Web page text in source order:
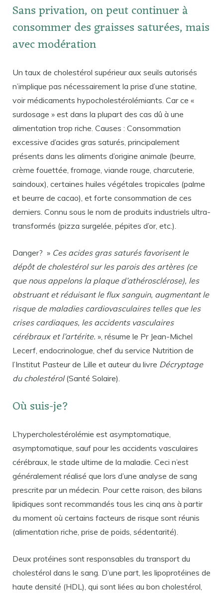
Sans privation, on peut continuer à
consommer des graisses saturées, mais
avec modération
Un taux de cholestérol supérieur aux seuils autorisés
n’implique pas nécessairement la prise d’une statine,
voir médicaments hypocholestérolémiants. Car ce «
surdosage » est dans la plupart des cas dû à une
alimentation trop riche. Causes : Consommation
excessive d’acides gras saturés, principalement
présents dans les aliments d’origine animale (beurre,
crème fouettée, fromage, viande rouge, charcuterie,
saindoux), certaines huiles végétales tropicales (palme
et beurre de cacao), et forte consommation de ces
derniers. Connu sous le nom de produits industriels ultra-
transformés (pizza surgelée, pépites d’or, etc.).
Danger? » Ces acides gras saturés favorisent le
dépôt de cholestérol sur les parois des artères (ce
que nous appelons la plaque d’athérosclérose), les
obstruant et réduisant le flux sanguin, augmentant le
risque de maladies cardiovasculaires telles que les
crises cardiaques, les accidents vasculaires
cérébraux et l’artérite. », résume le Pr Jean-Michel
Lecerf, endocrinologue, chef du service Nutrition de
l’Institut Pasteur de Lille et auteur du livre Décryptage
du cholestérol(Santé Solaire).
Où suis-je?
L’hypercholestérolémie est asymptomatique,
asymptomatique, sauf pour les accidents vasculaires
cérébraux, le stade ultime de la maladie. Ceci n’est
généralement réalisé que lors d’une analyse de sang
prescrite par un médecin. Pour cette raison, des bilans
lipidiques sont recommandés tous les cinq ans à partir
du moment où certains facteurs de risque sont réunis
(alimentation riche, prise de poids, sédentarité).
Deux protéines sont responsables du transport du
cholestérol dans le sang. D’une part, les lipoprotéines de
haute densité (HDL), qui sont liées au bon cholestérol,